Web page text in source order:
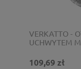
VERKATTO -
UCHWYTEM
109,69 zł